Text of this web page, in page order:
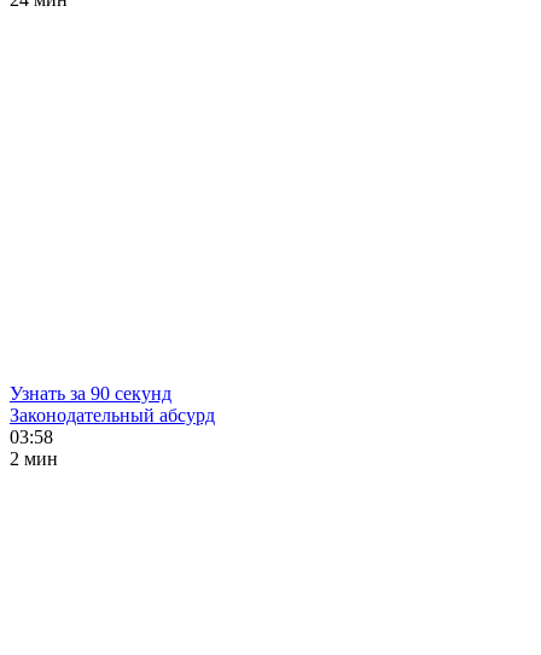
Узнать за 90 секунд
Законодательный абсурд
03:58
2 мин